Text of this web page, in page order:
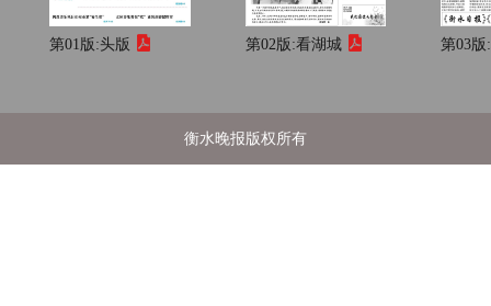
第01版:头版 第02版:看湖城 第03版:
衡水晚报版权所有